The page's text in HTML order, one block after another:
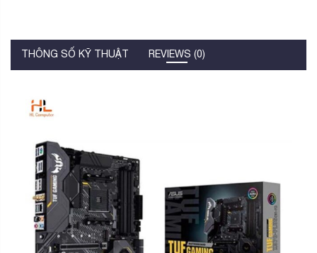
THÔNG SỐ KỸ THUẬT REVIEWS (0)